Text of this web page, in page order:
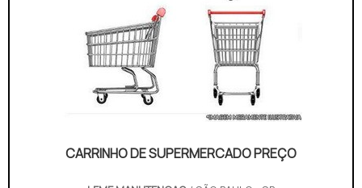
CARRINHO DE SUPERMERCADO PREÇO